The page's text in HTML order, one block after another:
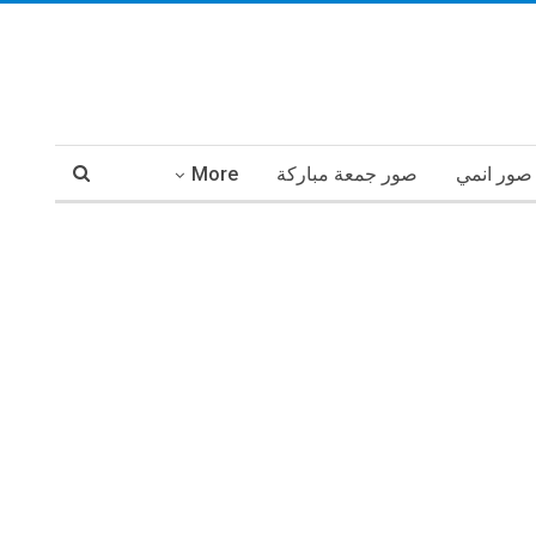
صور انمي صور جمعة مباركة More